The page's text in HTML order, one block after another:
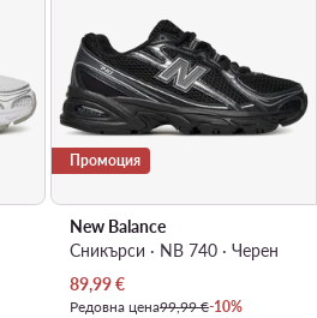
Промоция
New Balance
Сникърси · NB 740 · Черен
Актуална цена
89,99€
Редовна цена99,99 €-10%